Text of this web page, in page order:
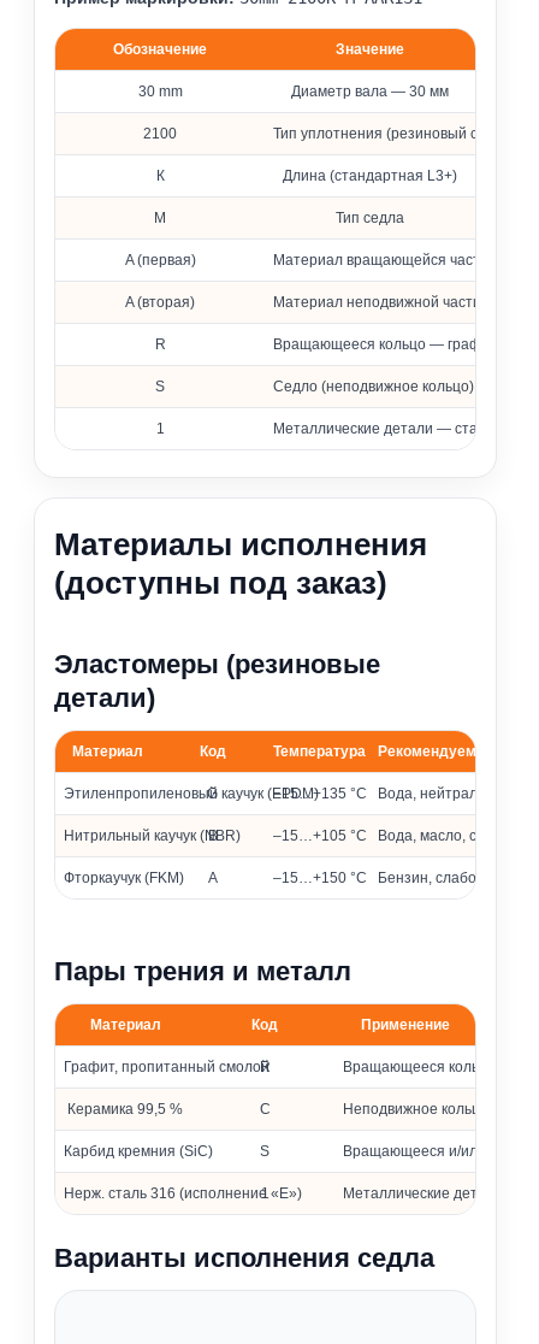
Расшифровка обозначения уплотнения 2100
Обозначение Значение
30 mm Диаметр вала — 30 мм
2100 Тип уплотнения (резиновый сильфон)
К Длина (стандартная L3+)
M Тип седла
A (первая) Материал вращающейся части —
A (вторая) Материал неподвижной части —
R Вращающееся кольцо — графит,
S Седло (неподвижное кольцо) —
1 Металлические детали — сталь 316
Материалы исполнения
(доступны под заказ)
Эластомеры (резиновые
детали)
Материалы эластомеров и их применение
Материал Код Температура Рекомендуемые
Этиленпропиленовый каучук (EPDM)
G –15…+135 °C Вода, нейтральные и
Нитрильный каучук (NBR)
B –15…+105 °C Вода, масло,
Фторкаучук (FKM) A –15…+150 °C Бензин,
Пары трения и металл
Материалы колец и металлических частей
Материал Код Применение
Графит, пропитанный смолой
R Вращающееся кольцо
Керамика 99,5 % C Неподвижное кольцо
Карбид кремния (SiC) S Вращающееся и/или
Нерж. сталь 316 (исполнение «Е»)
1 Металлические детали
Варианты исполнения седла